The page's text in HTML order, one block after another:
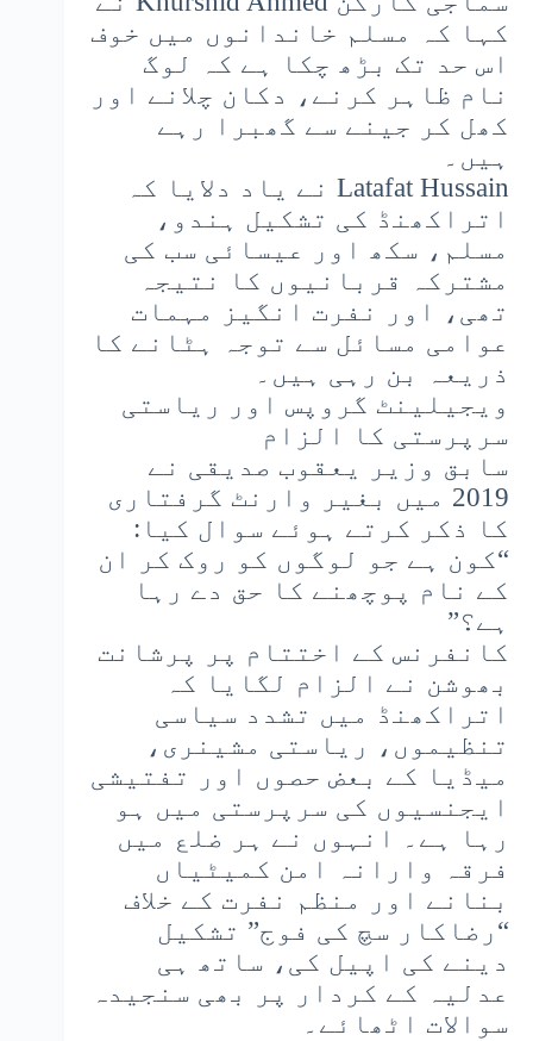
کہا کہ مسلم خاندانوں میں خوف
اس حد تک بڑھ چکا ہے کہ لوگ
نام ظاہر کرنے، دکان چلانے اور
کھل کر جینے سے گھبرا رہے
ہیں۔
Latafat Hussain نے یاد دلایا کہ
اتراکھنڈ کی تشکیل ہندو،
مسلم، سکھ اور عیسائی سب کی
مشترکہ قربانیوں کا نتیجہ
تھی، اور نفرت انگیز مہمات
عوامی مسائل سے توجہ ہٹانے کا
ذریعہ بن رہی ہیں۔
ویجیلینٹ گروپس اور ریاستی
سرپرستی کا الزام
سابق وزیر یعقوب صدیقی نے
2019 میں بغیر وارنٹ گرفتاری
کا ذکر کرتے ہوئے سوال کیا:
“کون ہے جو لوگوں کو روک کر ان
کے نام پوچھنے کا حق دے رہا
ہے؟”
کانفرنس کے اختتام پر پرشانت
بھوشن نے الزام لگایا کہ
اتراکھنڈ میں تشدد سیاسی
تنظیموں، ریاستی مشینری،
میڈیا کے بعض حصوں اور تفتیشی
ایجنسیوں کی سرپرستی میں ہو
رہا ہے۔ انہوں نے ہر ضلع میں
فرقہ وارانہ امن کمیٹیاں
بنانے اور منظم نفرت کے خلاف
“رضاکار سچ کی فوج” تشکیل
دینے کی اپیل کی، ساتھ ہی
عدلیہ کے کردار پر بھی سنجیدہ
سوالات اٹھائے۔